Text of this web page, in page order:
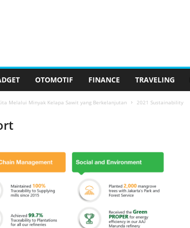
OTOMOTIF FINANCE TRAVELING
Melalui Minyak Kelapa Sawit yang Berkelanjutan
2021 Sustainability